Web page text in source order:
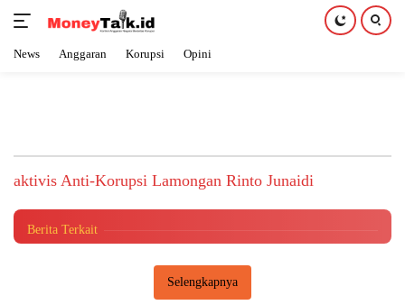
News Anggaran Korupsi Opini
aktivis Anti-Korupsi Lamongan Rinto Junaidi
Anggaran| 26 Desember 2024
Berita Terkait
Selengkapnya